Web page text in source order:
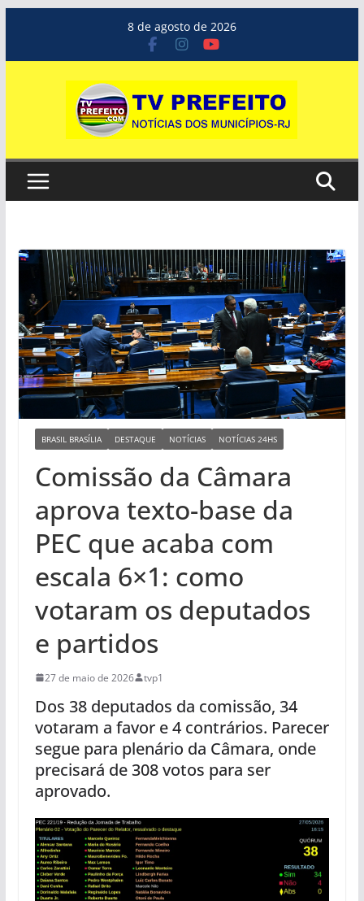
o
8 de agosto de 2026
BRASIL BRASÍLIA DESTAQUE NOTÍCIAS NOTÍCIAS 24HS
Comissão da Câmara
aprova texto-base da
PEC que acaba com
escala 6×1: como
votaram os deputados
e partidos
27 de maio de 2026 tvp1
Dos 38 deputados da comissão, 34
votaram a favor e 4 contrários. Parecer
segue para plenário da Câmara, onde
precisará de 308 votos para ser
aprovado.